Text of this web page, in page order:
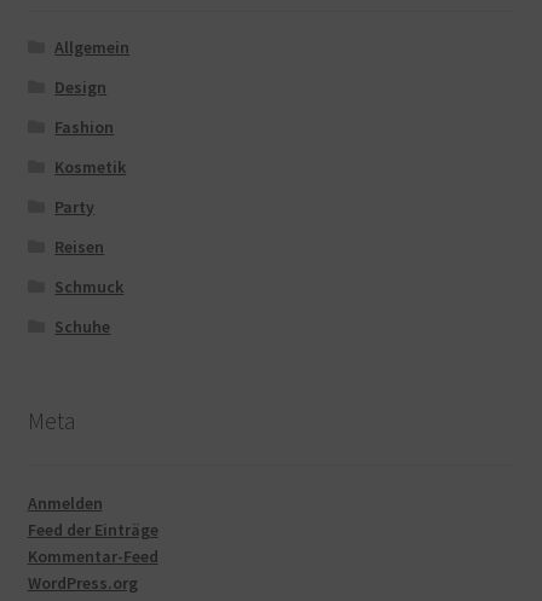
Allgemein
Design
Fashion
Kosmetik
Party
Reisen
Schmuck
Schuhe
Meta
Anmelden
Feed der Einträge
Kommentar-Feed
WordPress.org